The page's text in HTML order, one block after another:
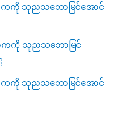
ာကကို သုညသဘောမြင်အောင်
ာကကို သုညသဘောမြင်
ာကကို သုညသဘောမြင်အောင်